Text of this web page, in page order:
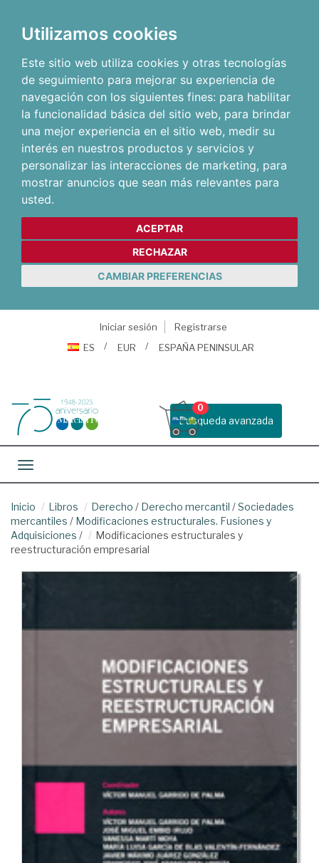
Utilizamos cookies
Este sitio web utiliza cookies y otras tecnologías
de seguimiento para mejorar su experiencia de
navegación con los siguientes fines: para habilitar
la funcionalidad básica del sitio web, para brindar
una mejor experiencia en el sitio web, medir su
interés en nuestros productos y servicios y
personalizar las interacciones de marketing, para
mostrar anuncios que sean más relevantes para
usted.
ACEPTAR
RECHAZAR
CAMBIAR PREFERENCIAS
Iniciar sesión
Registrarse
ES
EUR ESPAÑA PENINSULAR
Busqueda avanzada
0
Toggle navigation
Inicio Libros Derecho / Derecho mercantil /Sociedades
mercantiles / Modificaciones estructurales. Fusiones y
Adquisiciones /
Modificaciones estructurales y
reestructuración empresarial